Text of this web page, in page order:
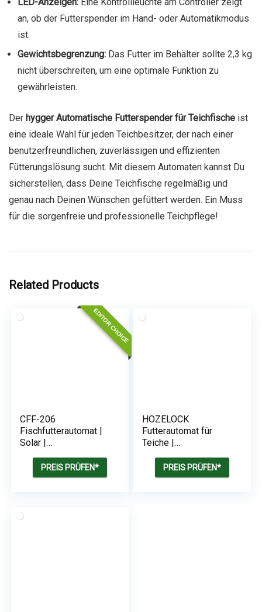
an, ob der Futterspender im Hand- oder Automatikmodus
ist.
Gewichtsbegrenzung: Das Futter im Behälter sollte 2,3 kg
nicht überschreiten, um eine optimale Funktion zu
gewährleisten.
Der hygger Automatische Futterspender für Teichfische ist
eine ideale Wahl für jeden Teichbesitzer, der nach einer
benutzerfreundlichen, zuverlässigen und effizienten
Fütterungslösung sucht. Mit diesem Automaten kannst Du
sicherstellen, dass Deine Teichfische regelmäßig und
genau nach Deinen Wünschen gefüttert werden. Ein Muss
für die sorgenfreie und professionelle Teichpflege!
Related Products
EDITOR CHOICE
CFF-206
Fischfutterautomat |
Solar |
Fütterungen pro Tag
PREIS PRÜFEN*
HOZELOCK
Futterautomat für
Teiche |
800 ml
Fassungsvermögen
PREIS PRÜFEN*